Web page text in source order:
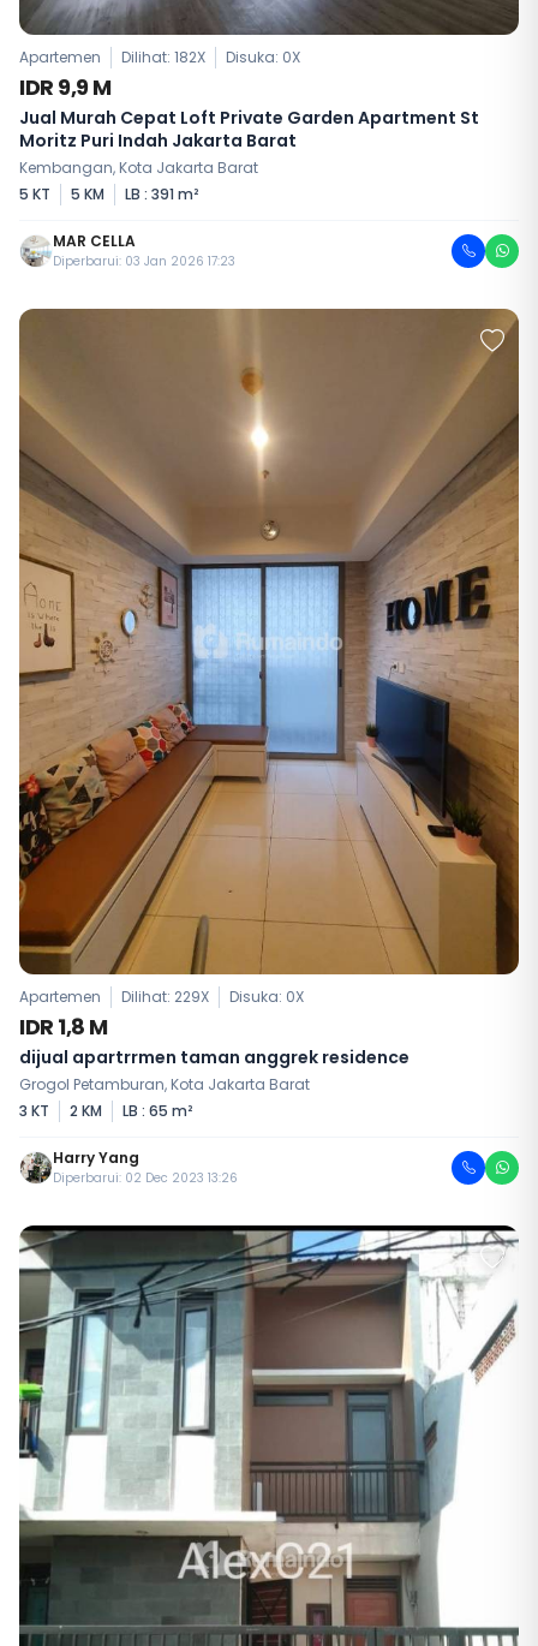
Apartemen Dilihat: 182X Disuka: 0X
IDR 9,9 M
Jual Murah Cepat Loft Private Garden Apartment St
Moritz Puri Indah Jakarta Barat
Kembangan, Kota Jakarta Barat
5 KT
5 KM LB : 391 m²
MAR CELLA
Diperbarui: 03 Jan 2026 17:23
Apartemen Dilihat: 229X Disuka: 0X
IDR 1,8 M
dijual apartrrmen taman anggrek residence
Grogol Petamburan, Kota Jakarta Barat
3 KT
2 KM LB : 65 m²
Harry Yang
Diperbarui: 02 Dec 2023 13:26